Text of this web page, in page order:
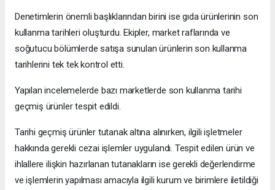
Denetimlerin önemli başlıklarından birini ise gıda ürünlerinin son
kullanma tarihleri oluşturdu. Ekipler, market raflarında ve
soğutucu bölümlerde satışa sunulan ürünlerin son kullanma
tarihlerini tek tek kontrol etti.
Yapılan incelemelerde bazı marketlerde son kullanma tarihi
geçmiş ürünler tespit edildi.
Tarihi geçmiş ürünler tutanak altına alınırken, ilgili işletmeler
hakkında gerekli cezai işlemler uygulandı. Tespit edilen ürün ve
ihlallere ilişkin hazırlanan tutanakların ise gerekli değerlendirme
ve işlemlerin yapılması amacıyla ilgili kurum ve birimlere iletildiği